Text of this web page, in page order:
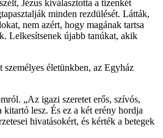
Jézus kiválasztotta a tizenkét
minden rezdülését. Látták,
nem azért, hogy magának tartsa
Lelkesítsenek újabb tanúkat, akik
életünkben, az Egyház
„Az igazi szeretet erős, szívós,
lesz. És ez a két erény hordja
hivatásokért, és kérték a betegek